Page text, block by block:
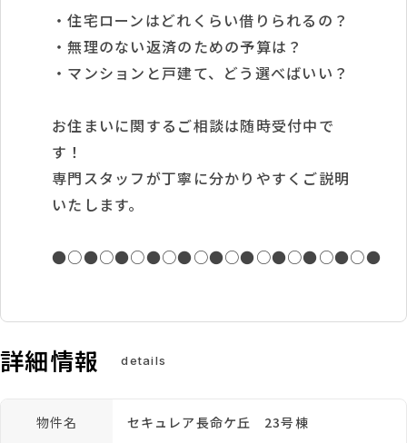
・住宅ローンはどれくらい借りられるの？
・無理のない返済のための予算は？
・マンションと戸建て、どう選べばいい？
お住まいに関するご相談は随時受付中で
す！
専門スタッフが丁寧に分かりやすくご説明
いたします。
●○●○●○●○●○●○●○●○●○●○●
詳細情報 details
物件名 セキュレア長命ケ丘 23号棟